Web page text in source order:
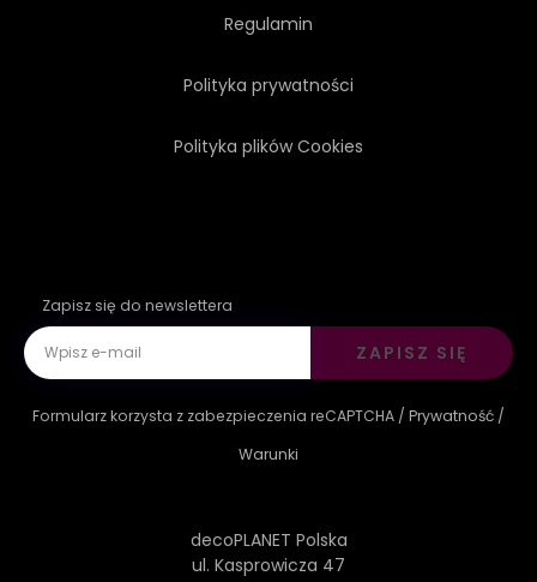
Regulamin
Polityka prywatności
Polityka plików Cookies
Zapisz się do newslettera
ZAPISZ SIĘ
Formularz korzysta z zabezpieczenia reCAPTCHA / Prywatność /
Warunki
decoPLANET Polska
ul. Kasprowicza 47